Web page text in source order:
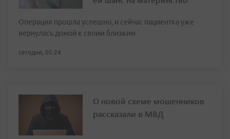
Операция прошла успешно, и сейчас пациентка уже
вернулась домой к своим близким
сегодня, 05:24
О новой схеме мошенников
рассказали в МВД